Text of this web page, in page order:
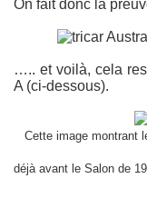
On fait donc la
….. et voilà, cela
A (ci-dessous).
Cette image montrant
déjà avant le Salon de
sur